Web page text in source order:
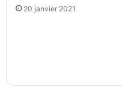
20 janvier 2021